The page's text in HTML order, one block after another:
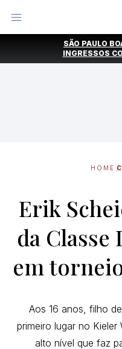
SÃO PAULO
INGRESSOS
HOME
Erik
da Classe
em
Aos 16 anos, filho
primeiro lugar no
alto nível que faz